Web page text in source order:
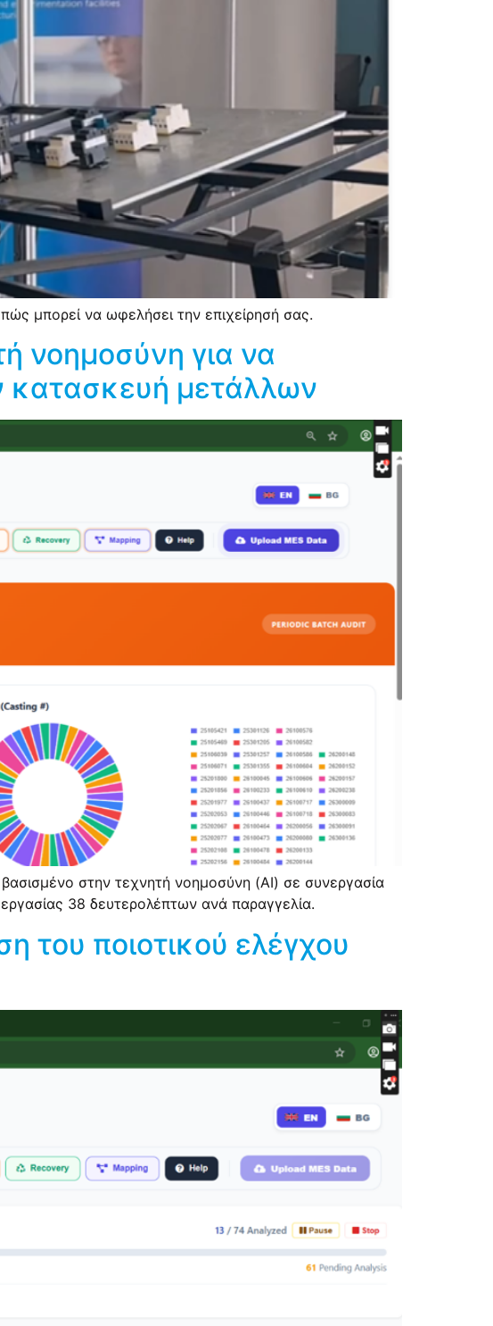
μπορεί να ωφελήσει την επιχείρησή σας.
νοημοσύνη για να
κατασκευή μετάλλων
στην τεχνητή νοημοσύνη (AI) σε συνεργασία
38 δευτερολέπτων ανά παραγγελία.
του ποιοτικού ελέγχου